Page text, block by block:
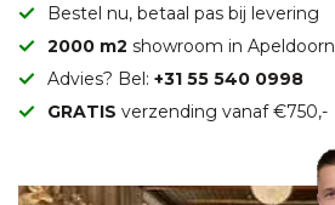
Bestel nu, betaal pas bij levering
2000 m2 showroom in Apeldoorn
Advies? Bel: +31 55 540 0998
GRATIS verzending vanaf €750,-